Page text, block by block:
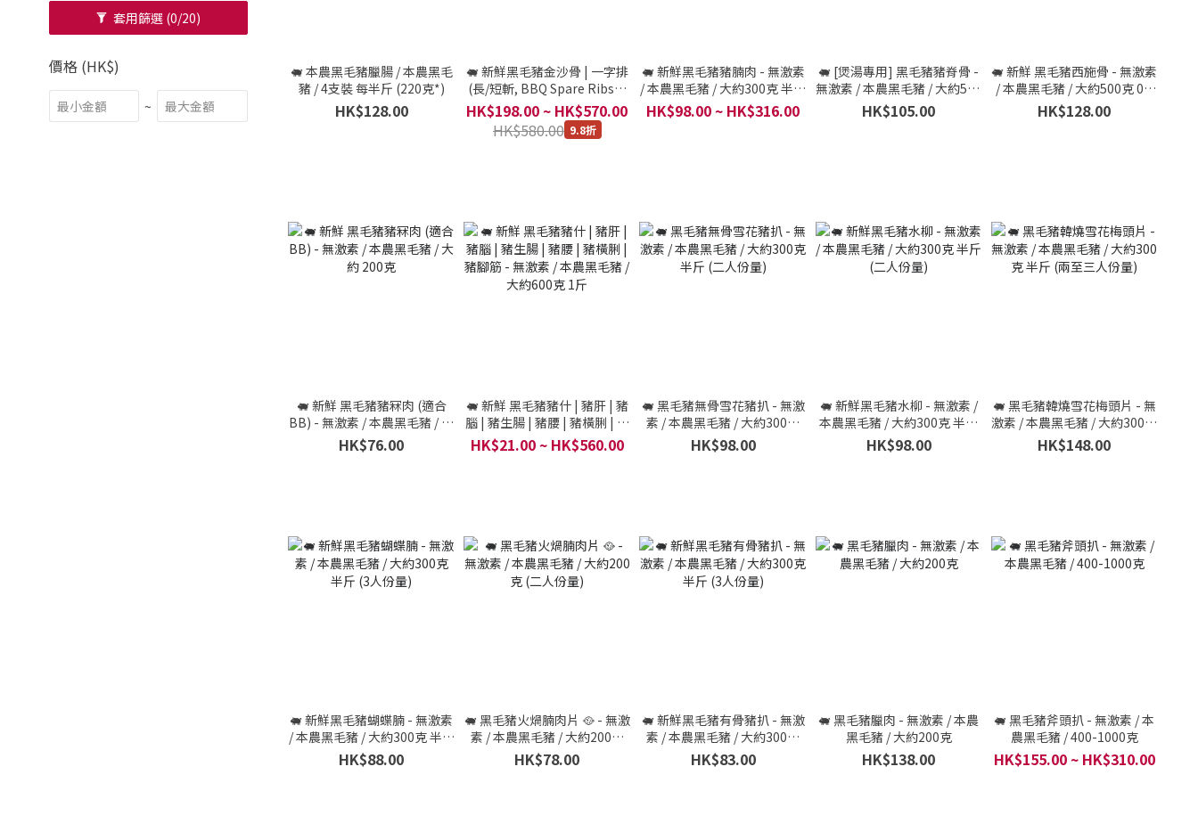
套用篩選 (0/20)
價格 (HK$)
~
🐖 本農黑毛豬臘腸 / 本農黑毛
豬 / 4支裝 每半斤 (220克*)
HK$128.00
🐖 新鮮黑毛豬金沙骨 | 一字排
(長/短斬, BBQ Spare Ribs) -
無激素 / 本農黑毛豬 / 大約
0.6-2千克
HK$198.00 ~ HK$570.00
HK$580.00 9.8折
🐖 新鮮黑毛豬豬腩肉 - 無激素
/ 本農黑毛豬 / 大約300克 半斤
(3人份量)
HK$98.00 ~ HK$316.00
🐖 [煲湯專用] 黑毛豬豬脊骨 -
無激素 / 本農黑毛豬 / 大約500
克
HK$105.00
🐖 新鮮 黑毛豬西施骨 - 無激素
/ 本農黑毛豬 / 大約500克 0.8
斤 (3人份量)
HK$128.00
🐖 新鮮 黑毛豬豬冧肉 (適合
BB) - 無激素 / 本農黑毛豬 / 大
約 200克
HK$76.00
🐖 新鮮 黑毛豬豬什 | 豬肝 | 豬
腦 | 豬生腸 | 豬腰 | 豬橫脷 | 豬
腳筋 - 無激素 / 本農黑毛豬 /
大約600克 1斤
HK$21.00 ~ HK$560.00
🐖 黑毛豬無骨雪花豬扒 - 無激
素 / 本農黑毛豬 / 大約300克
半斤 (二人份量)
HK$98.00
🐖 新鮮黑毛豬水柳 - 無激素 /
本農黑毛豬 / 大約300克 半斤
(二人份量)
HK$98.00
🐖 黑毛豬韓燒雪花梅頭片 - 無
激素 / 本農黑毛豬 / 大約300克
半斤 (兩至三人份量)
HK$148.00
🐖 新鮮黑毛豬蝴蝶腩 - 無激素
/ 本農黑毛豬 / 大約300克 半斤
(3人份量)
HK$88.00
🐖 黑毛豬火煱腩肉片 🥘 - 無激
素 / 本農黑毛豬 / 大約200克
(二人份量)
HK$78.00
🐖 新鮮黑毛豬有骨豬扒 - 無激
素 / 本農黑毛豬 / 大約300克
半斤 (3人份量)
HK$83.00
🐖 黑毛豬臘肉 - 無激素 / 本農
黑毛豬 / 大約200克
HK$138.00
🐖 黑毛豬斧頭扒 - 無激素 / 本
農黑毛豬 / 400-1000克
HK$155.00 ~ HK$310.00